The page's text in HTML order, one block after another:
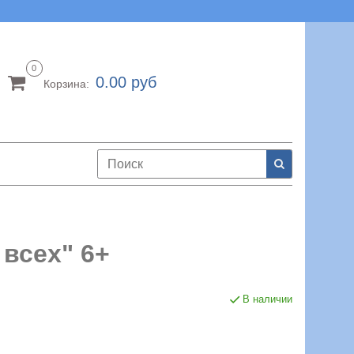
0
Корзина: 0.00 руб
6+
В наличии